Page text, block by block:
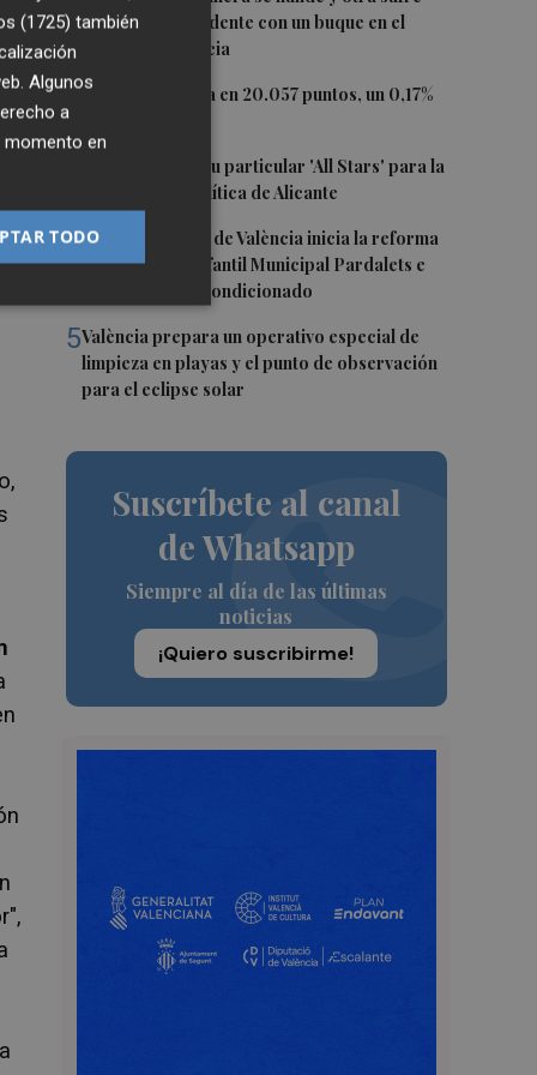
daños en un incidente con un buque en el
puerto de Valencia
2El Ibex 35 cierra en 20.057 puntos, un 0,17%
El PSPV ultima su particular 'All Stars' para la
Conferencia Política de Alicante
4El Ayuntamiento de València inicia la reforma
de la Escuela Infantil Municipal Pardalets e
instalará aire acondicionado
5València prepara un operativo especial de
limpieza en playas y el punto de observación
para el eclipse solar
Suscríbete al canal
de Whatsapp
Siempre al día de las últimas
noticias
¡Quiero suscribirme!
(1725) también
Algunos
a
momento en
TODO